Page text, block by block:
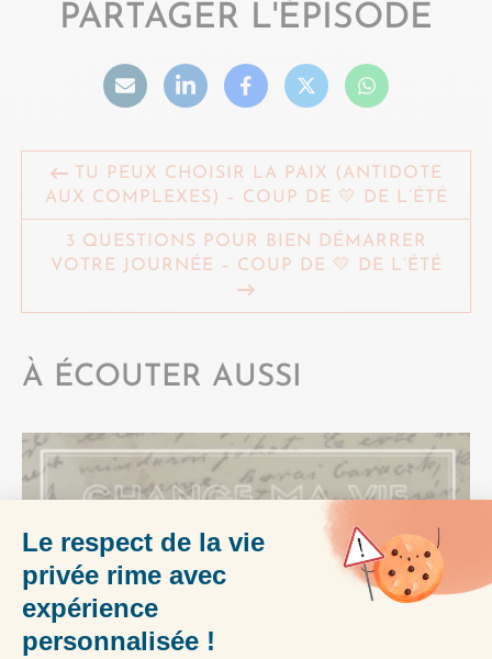
PARTAGER L'ÉPISODE
TU PEUX CHOISIR LA PAIX (ANTIDOTE
AUX COMPLEXES) – COUP DE 💛 DE L’ÉTÉ
3 QUESTIONS POUR BIEN DÉMARRER
VOTRE JOURNÉE – COUP DE 💛 DE L’ÉTÉ
À ÉCOUTER AUSSI